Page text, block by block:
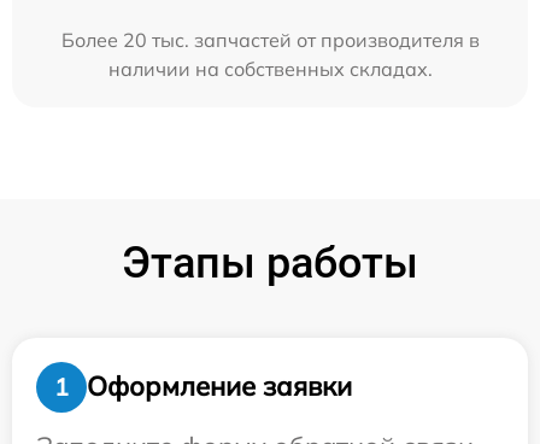
Более 20 тыс. запчастей от производителя в
наличии на собственных складах.
Этапы работы
1
Оформление заявки